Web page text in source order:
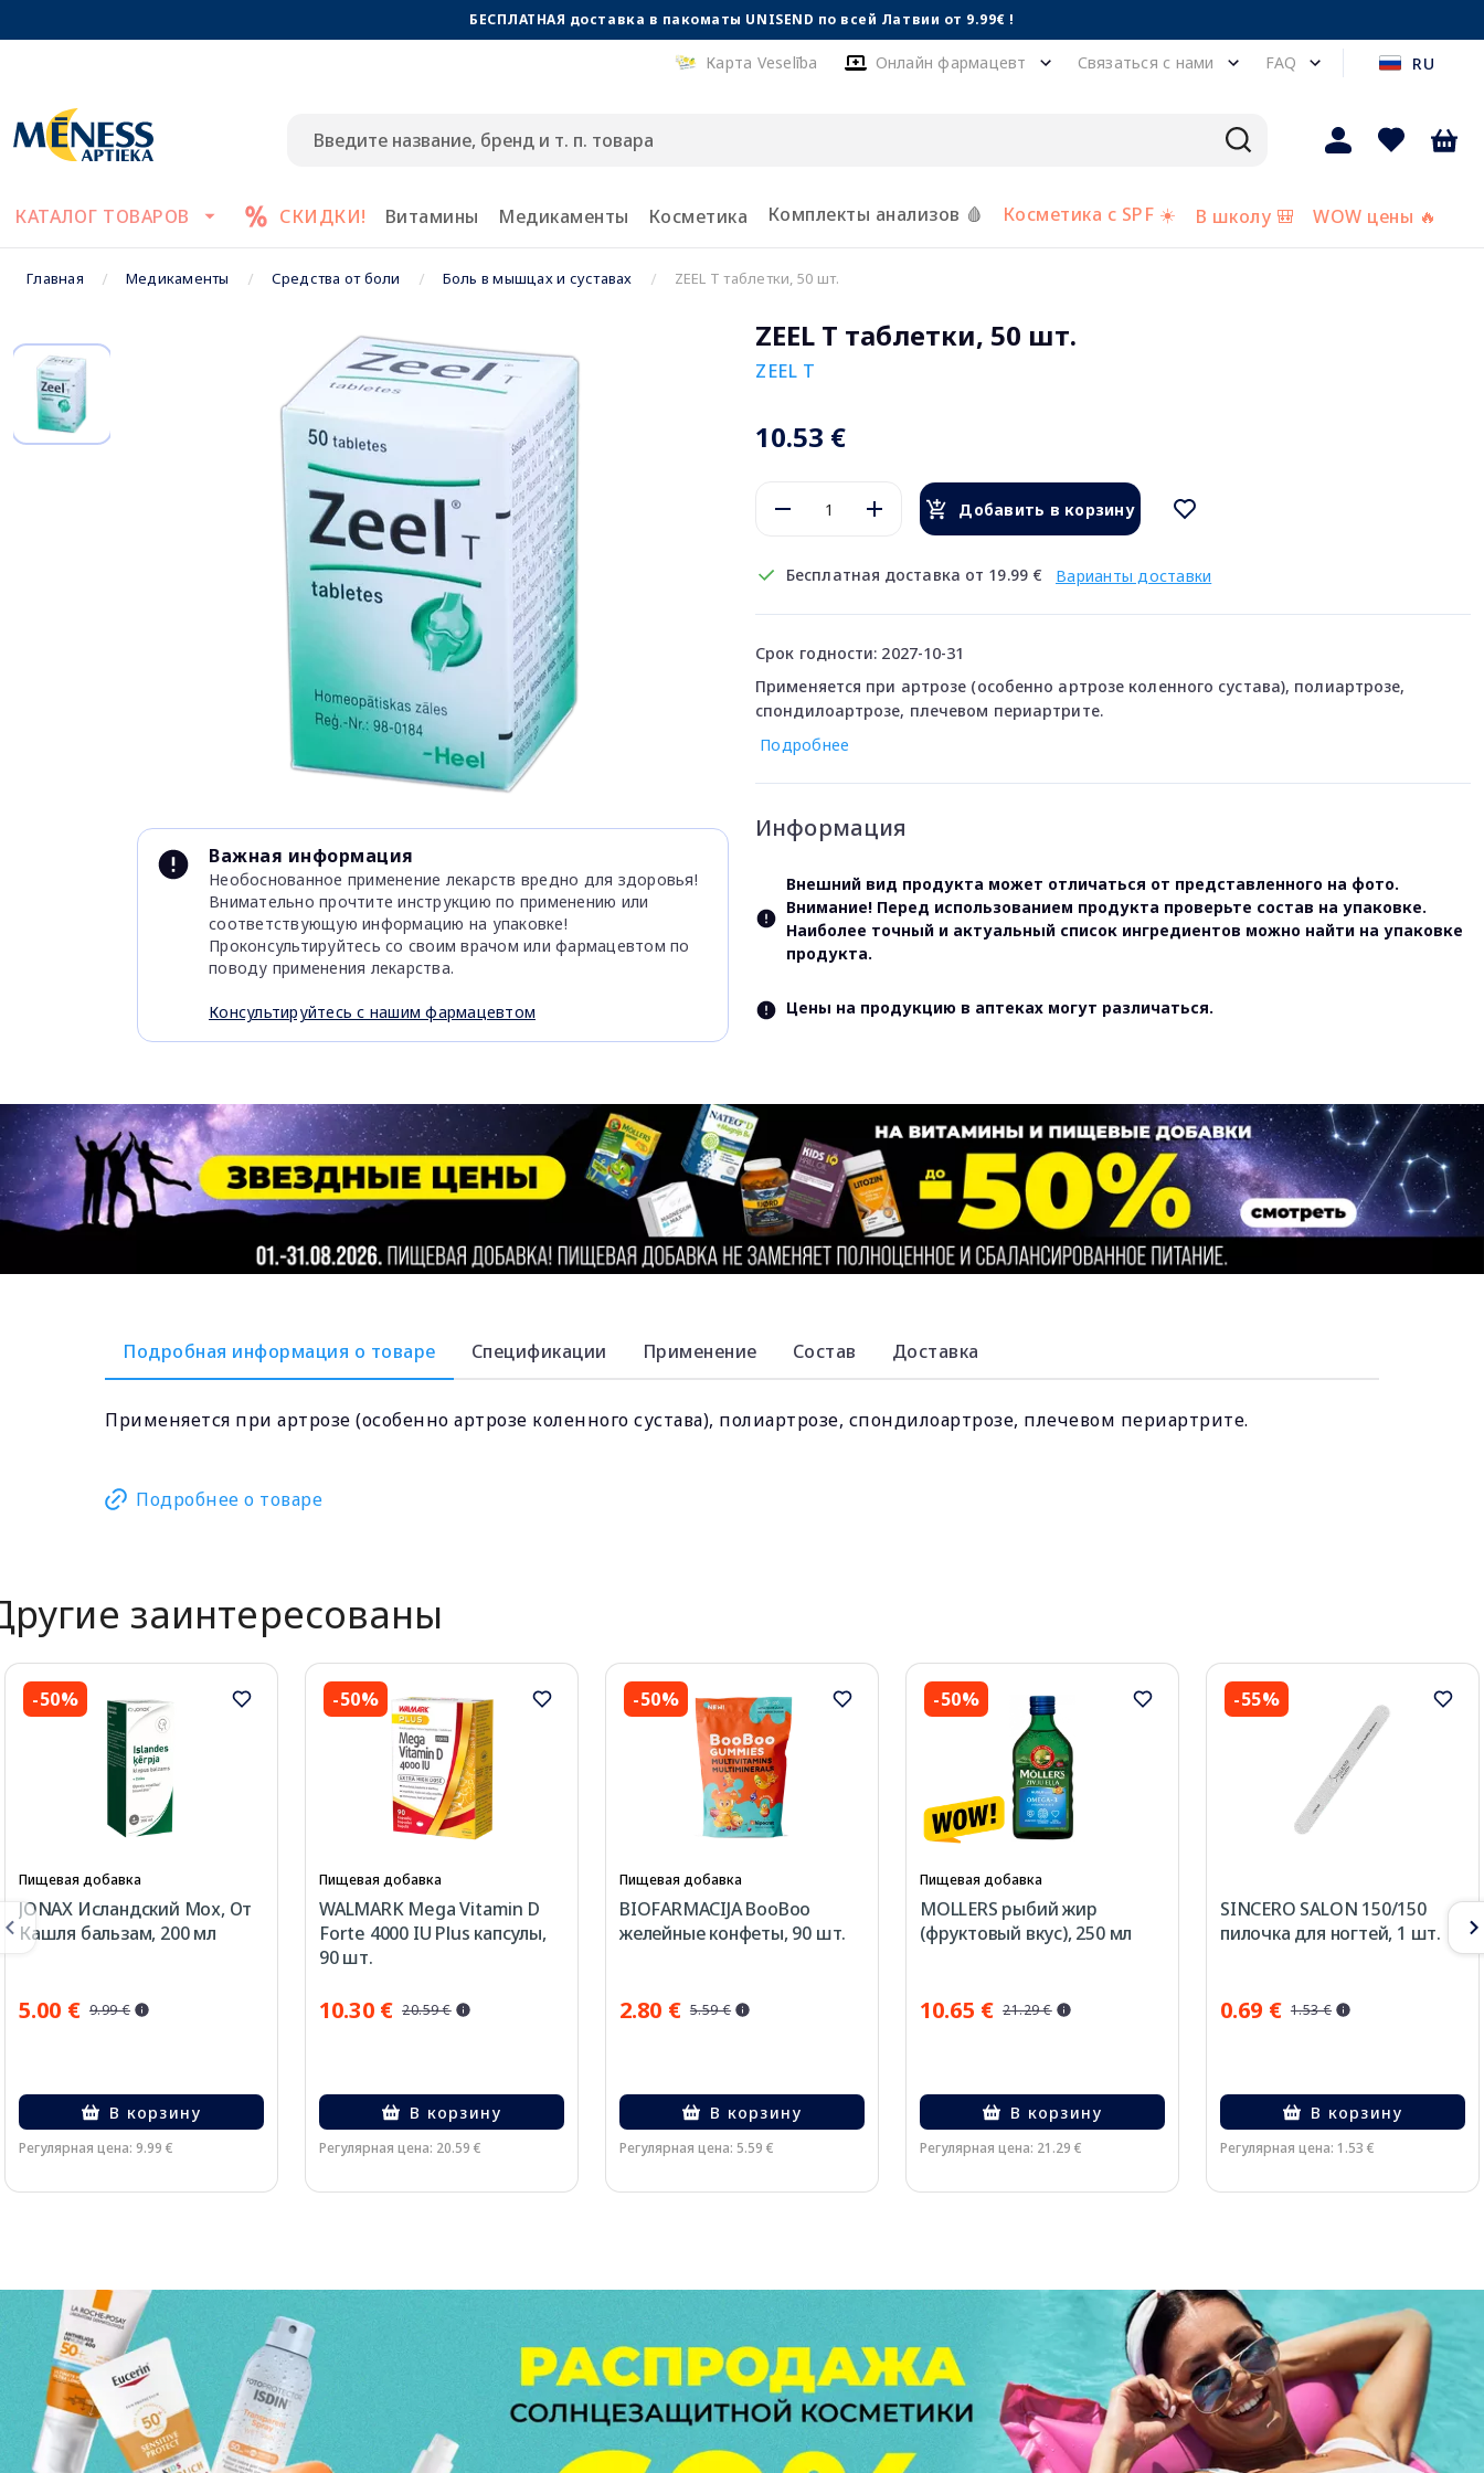
БЕСПЛАТНАЯ доставка в пакоматы UNISEND по всей Латвии от 9.99€ !
Карта Veselība Онлайн фармацевт Связаться с нами FAQ RU
КАТАЛОГ ТОВАРОВ СКИДКИ! Витамины Медикаменты Косметика Комплекты анализов 🩸 Косметика с SPF ☀️ В школу 🎒 WOW цены 🔥
Главная Медикаменты Средства от боли Боль в мышцах и суставах ZEEL T таблетки, 50 шт.
of
Важная информация
Необоснованное применение лекарств вредно для здоровья!
Внимательно прочтите инструкцию по применению или
соответствующую информацию на упаковке!
Проконсультируйтесь со своим врачом или фармацевтом по
поводу применения лекарства.
Консультируйтесь с нашим фармацевтом
ZEEL T таблетки, 50 шт.
ZEEL T
10.53 €
Добавить в корзину
Бесплатная доставка от 19.99 € Варианты доставки
Срок годности: 2027-10-31
Применяется при артрозе (особенно артрозе коленного сустава), полиартрозе,
спондилоартрозе, плечевом периартрите.
Подробнее
Информация
Внешний вид продукта может отличаться от представленного на фото.
Внимание! Перед использованием продукта проверьте состав на упаковке.
Наиболее точный и актуальный список ингредиентов можно найти на упаковке
продукта.
Цены на продукцию в аптеках могут различаться.
Подробная информация о товаре Спецификации Применение Состав Доставка
Применяется при артрозе (особенно артрозе коленного сустава), полиартрозе, спондилоартрозе, плечевом периартрите.
Подробнее о товаре
заинтересованы
-50%
Пищевая добавка
JONAX Исландский Мох, От
Кашля бальзам, 200 мл
5.00 € 9.99 €
В корзину
Регулярная цена: 9.99 €
-50%
Пищевая добавка
WALMARK Mega Vitamin D
Forte 4000 IU Plus капсулы,
90 шт.
10.30 € 20.59 €
В корзину
Регулярная цена: 20.59 €
-50%
Пищевая добавка
BIOFARMACIJA BooBoo
желейные конфеты, 90 шт.
2.80 € 5.59 €
В корзину
Регулярная цена: 5.59 €
-50%
Пищевая добавка
MOLLERS рыбий жир
(фруктовый вкус), 250 мл
10.65 € 21.29 €
В корзину
Регулярная цена: 21.29 €
-55%
SINCERO SALON 150/150
пилочка для ногтей, 1 шт.
0.69 € 1.53 €
В корзину
Регулярная цена: 1.53 €